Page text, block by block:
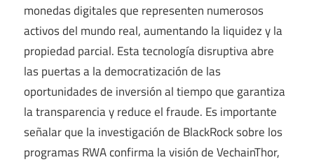
monedas digitales que representen numerosos
activos del mundo real, aumentando la liquidez y la
propiedad parcial. Esta tecnología disruptiva abre
las puertas a la democratización de las
oportunidades de inversión al tiempo que garantiza
la transparencia y reduce el fraude. Es importante
señalar que la investigación de BlackRock sobre los
programas RWA confirma la visión de VechainThor,